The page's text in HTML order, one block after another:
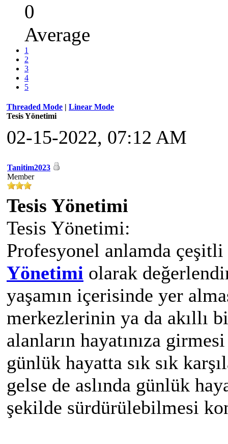
0
Average
1
2
3
4
5
Threaded Mode | Linear Mode
Tesis Yönetimi
02-15-2022, 07:12 AM
Tanitim2023
Member
Tesis Yönetimi
Tesis Yönetimi:
Profesyonel anlamda
Yönetimi olarak
yaşamın içerisinde yer
merkezlerinin ya da akıllı
alanların hayatınıza
günlük hayatta sık sık
gelse de aslında günlük
şekilde sürdürülebilmesi